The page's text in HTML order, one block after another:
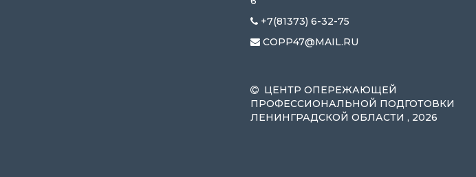
+7(81373) 6-32-75
COPP47@MAIL.RU
ЦЕНТР ОПЕРЕЖАЮЩЕЙ
ПРОФЕССИОНАЛЬНОЙ ПОДГОТОВКИ
ЛЕНИНГРАДСКОЙ ОБЛАСТИ , 2026